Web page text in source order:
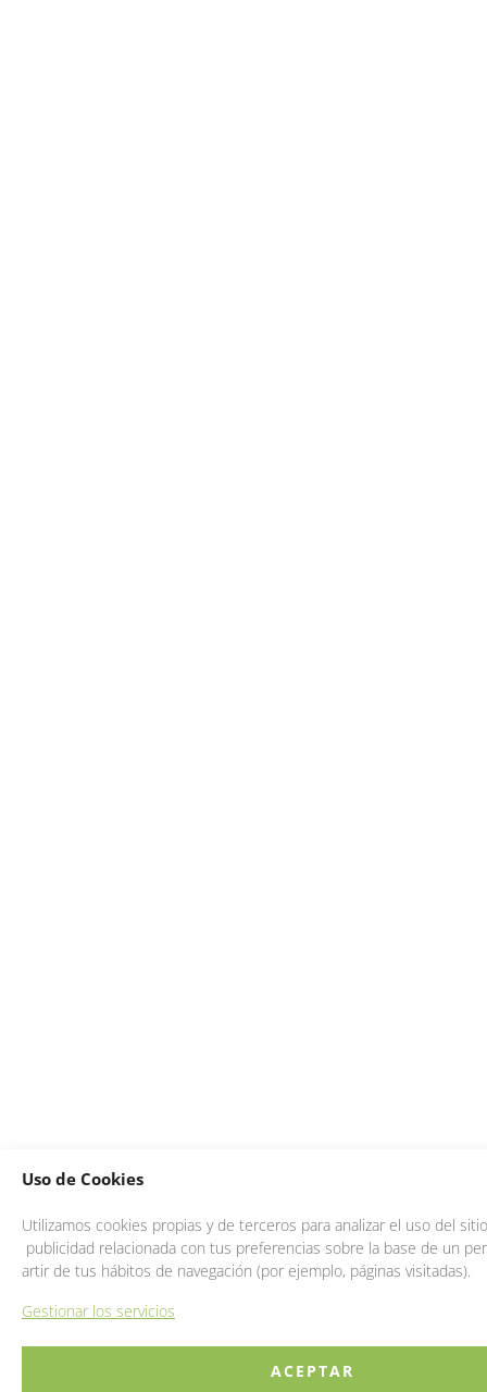
Uso de Cookies
Utilizamos cookies propias y de terceros para analizar el uso del
publicidad relacionada con tus preferencias sobre la base de un
artir de tus hábitos de navegación (por ejemplo, páginas visitadas).
Gestionar los servicios
ACEPTAR